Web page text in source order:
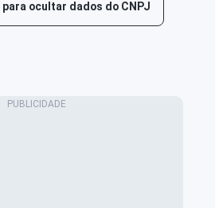
ocultar dados do CNPJ